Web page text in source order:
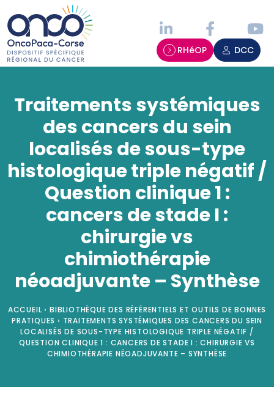
RHéOP DCC
Traitements systémiques
des cancers du sein
localisés de sous-type
histologique triple négatif /
Question clinique 1 :
cancers de stade I :
chirurgie vs
chimiothérapie
néoadjuvante – Synthèse
ACCUEIL › BIBLIOTHÈQUE DES RÉFÉRENTIELS ET OUTILS DE BONNES
PRATIQUES › TRAITEMENTS SYSTÉMIQUES DES CANCERS DU SEIN
LOCALISÉS DE SOUS-TYPE HISTOLOGIQUE TRIPLE NÉGATIF /
QUESTION CLINIQUE 1 : CANCERS DE STADE I : CHIRURGIE VS
CHIMIOTHÉRAPIE NÉOADJUVANTE – SYNTHÈSE
Panneau de gestion des cookies